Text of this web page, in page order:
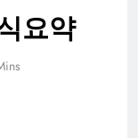
요약